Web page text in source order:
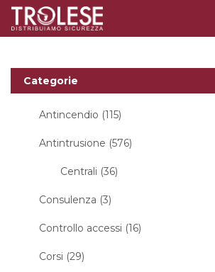
Categorie
Antincendio (115)
Antintrusione (576)
Centrali (36)
Consulenza (3)
Controllo accessi (16)
Corsi (29)